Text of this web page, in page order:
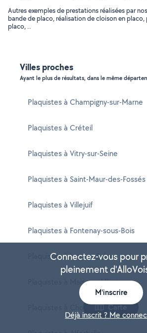
Autres exemples de prestations réalisées par
bande de placo, réalisation de cloison en
placo, ..
Villes proches
Ayant le plus de résultats, dans le même
Plaquistes à Champigny-sur-Marne
Plaquistes à Créteil
Plaquistes à Vitry-sur-Seine
Plaquistes à Saint-Maur-des-Fossés
Plaquistes à Villejuif
Plaquistes à Fontenay-sous-Bois
Plaquistes à Ivry-sur-Seine
Plaquistes à Maisons-Alfort
Plaquistes à Choisy-le-RoiCarte
Connectez-vous pour
pleinement
M'inscrire
Déjà inscrit ? Me